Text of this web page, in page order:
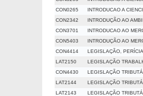
CON0265
INTRODUCAO A
CON2342
INTRODUÇÃO AO
CON3701
INTRODUCAO AO
CON5403
INTRODUÇÃO AO
CON4414
LEGISLAÇÃO,
LAT2150
LEGISLAÇÃO
CON4430
LEGISLAÇÃO
LAT2144
LEGISLAÇÃO
LAT2143
LEGISLAÇÃO